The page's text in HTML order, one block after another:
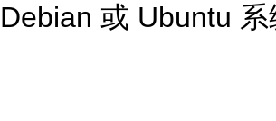
Debian 或 Ubuntu